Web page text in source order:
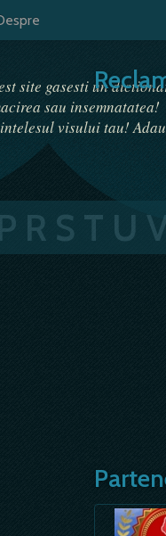
site gasesti un
sau insemnatatea!
visului tau!
R S T U